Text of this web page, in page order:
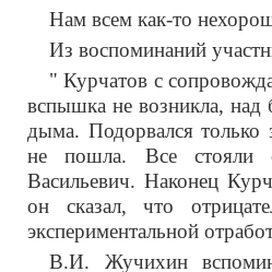
Нам всем как-то
Из воспоминаний
" Курчатов с
вспышка не возникла,
дыма. Подорвался только
не пошла. Все стояли
Васильевич. Наконец
он сказал, что
экспериментальной
В.И. Жучихин